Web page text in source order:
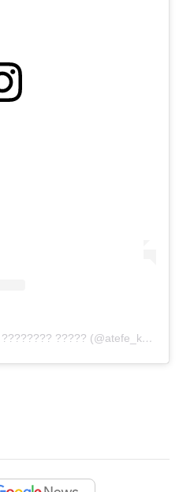
A post shared by Atefe Kabiri / ???????? ????? (@atefe_kabiri_hairstylist)